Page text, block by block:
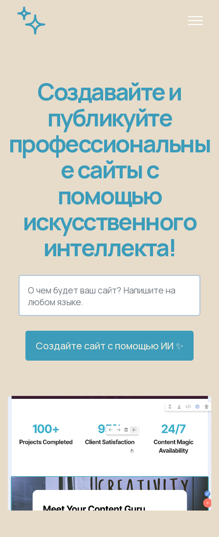
Создавайте и
публикуйте
профессиональны
е сайты с
помощью
искусственного
интеллекта!
Создайте сайт с помощью ИИ ✨